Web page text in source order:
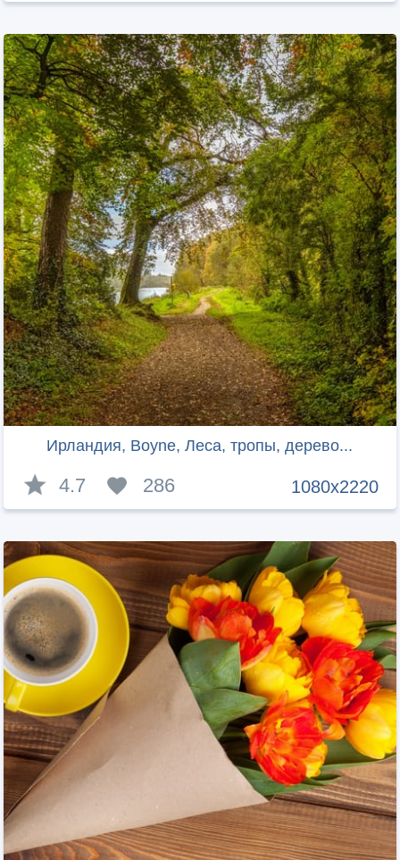
Ирландия, Boyne, Леса, тропы, дерево...
1080x2220
4.7 286